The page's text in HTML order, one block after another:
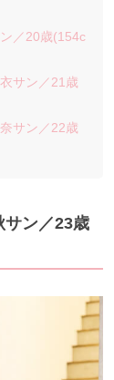
／20歳(154c
サン／21歳
サン／22歳
サン／23歳